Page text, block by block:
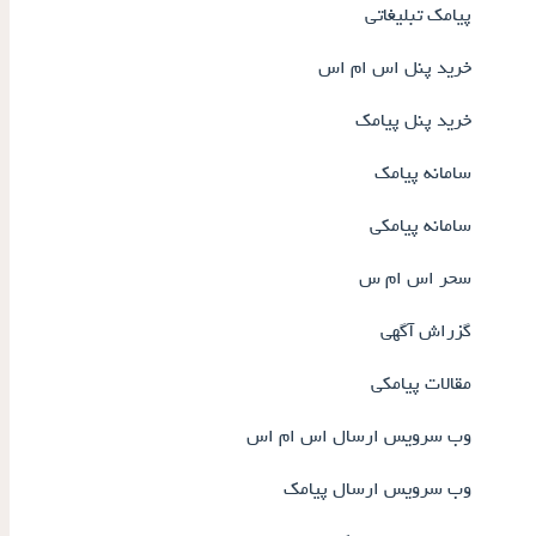
پیامک تبلیغاتی
خرید پنل اس ام اس
خرید پنل پیامک
سامانه پیامک
سامانه پیامکی
سحر اس ام س
گزراش آگهی
مقالات پیامکی
وب سرویس ارسال اس ام اس
وب سرویس ارسال پیامک